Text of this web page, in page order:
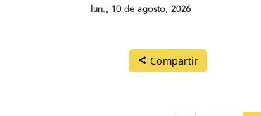
lun., 10 de agosto, 2026
Compartir